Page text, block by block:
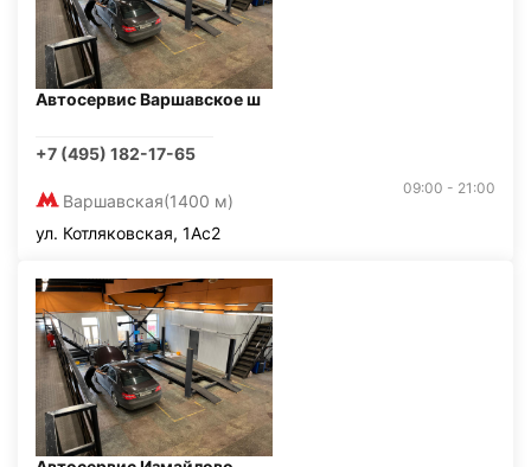
Автосервис Варшавское ш
+7 (495) 182-17-65
Варшавская(1400 м)
09:00 - 21:00
ул. Котляковская, 1Ас2